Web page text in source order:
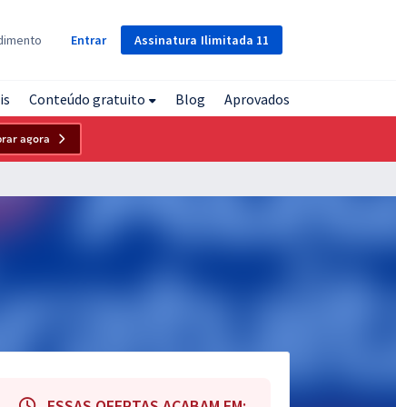
Assinatura Ilimitada 11
Entrar
Conteúdo gratuito Blog Aprovados
agora